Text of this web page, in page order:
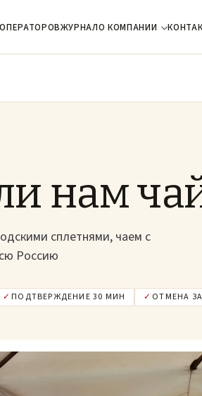
ЖУРНАЛО КОМПАНИИ
нам
сплетнями, чаем с
Россию
✓ ПОДТВЕРЖДЕНИЕ 30 МИН ✓ ОТМЕНА